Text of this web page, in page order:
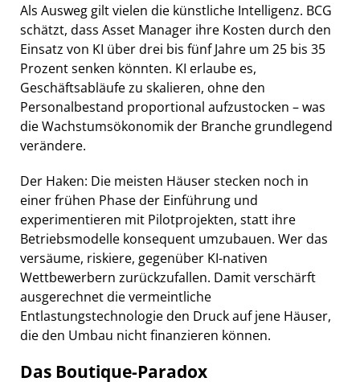
Als Ausweg gilt vielen die künstliche Intelligenz. BCG
schätzt, dass Asset Manager ihre Kosten durch den
Einsatz von KI über drei bis fünf Jahre um 25 bis 35
Prozent senken könnten. KI erlaube es,
Geschäftsabläufe zu skalieren, ohne den
Personalbestand proportional aufzustocken – was
die Wachstumsökonomik der Branche grundlegend
verändere.
Der Haken: Die meisten Häuser stecken noch in
einer frühen Phase der Einführung und
experimentieren mit Pilotprojekten, statt ihre
Betriebsmodelle konsequent umzubauen. Wer das
versäume, riskiere, gegenüber KI-nativen
Wettbewerbern zurückzufallen. Damit verschärft
ausgerechnet die vermeintliche
Entlastungstechnologie den Druck auf jene Häuser,
die den Umbau nicht finanzieren können.
Das Boutique-Paradox